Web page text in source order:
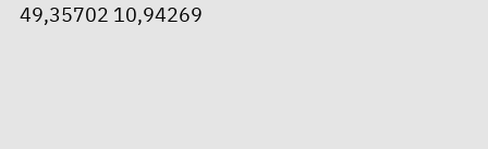
49,35702 10,94269